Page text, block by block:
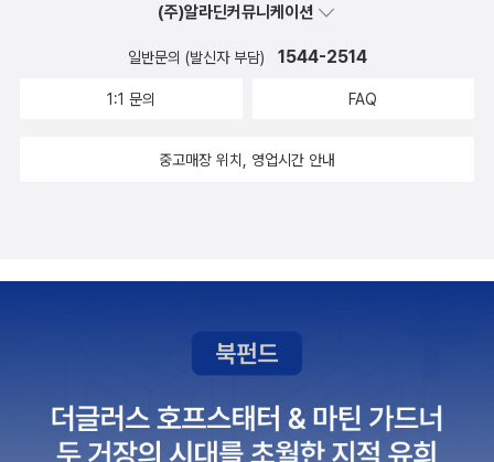
(주)알라딘커뮤니케이션
일반문의 (발신자 부담) 1544-2514
1:1 문의 FAQ
중고매장 위치, 영업시간 안내